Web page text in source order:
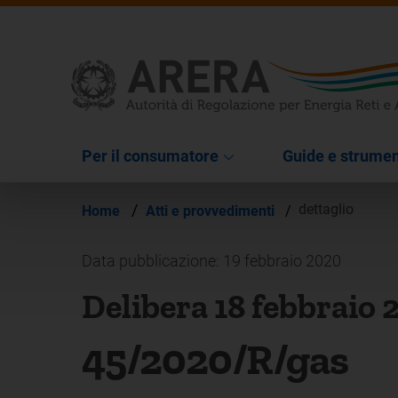
Per il consumatore Guide e
Home / Atti e provvedimenti / dettaglio
Data pubblicazione: 19 febbraio 2020
Delibera 18 febbraio
45/2020/R/gas